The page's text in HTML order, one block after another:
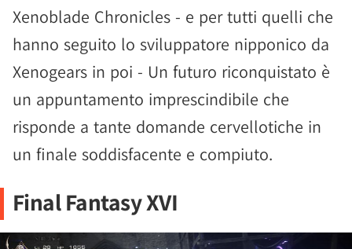
Xenoblade Chronicles - e per tutti quelli che
hanno seguito lo sviluppatore nipponico da
Xenogears in poi - Un futuro riconquistato è
un appuntamento imprescindibile che
risponde a tante domande cervellotiche in
un finale soddisfacente e compiuto.
Final Fantasy XVI